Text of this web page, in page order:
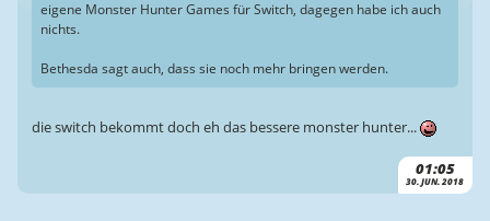
01:05
30. JUN. 2018
eigene Monster Hunter Games für Switch, dagegen habe ich auch
nichts.
Bethesda sagt auch, dass sie noch mehr bringen werden.
die switch bekommt doch eh das bessere monster hunter...